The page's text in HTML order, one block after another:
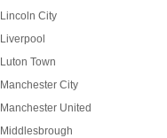
Lincoln City
Liverpool
Luton Town
Manchester City
Manchester United
Middlesbrough